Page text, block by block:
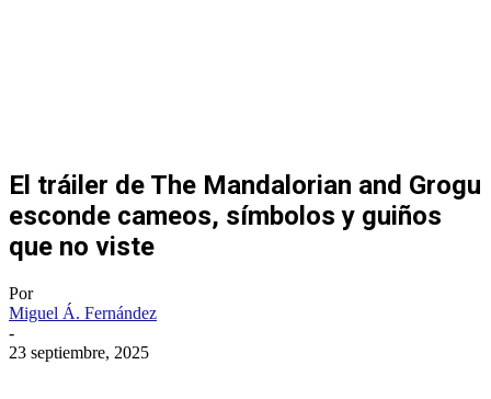
El tráiler de The Mandalorian and Grogu
esconde cameos, símbolos y guiños
que no viste
Por
Miguel Á. Fernández
-
23 septiembre, 2025